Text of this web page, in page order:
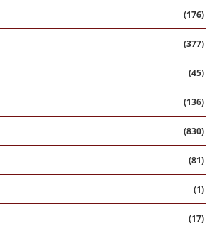
(176)
(377)
(45)
(136)
(830)
(81)
(1)
(17)